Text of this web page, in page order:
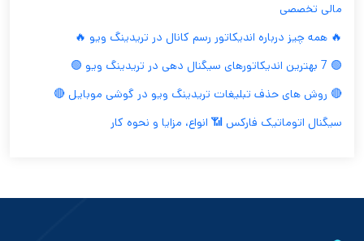
مالی تخصصی
🔥 همه چیز درباره اندیکاتور رسم کانال در تریدینگ ویو 🔥
🟢 7 بهترین اندیکاتورهای سیگنال دهی در تریدینگ ویو 🟢
🔴 روش های حذف تبلیغات تریدینگ ویو در گوشی موبایل 🔴
سیگنال اتوماتیک فارکس 📶 انواع، مزایا و نحوه کار